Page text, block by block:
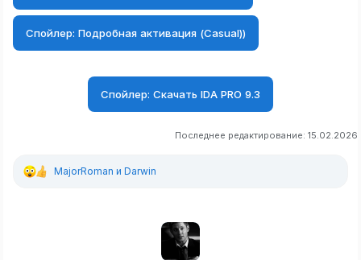
Спойлер: Подробная активация (Сasual))
Спойлер: Скачать IDA PRO 9.3
Последнее редактирование: 15.02.2026
Р
MajorRoman и Darwin